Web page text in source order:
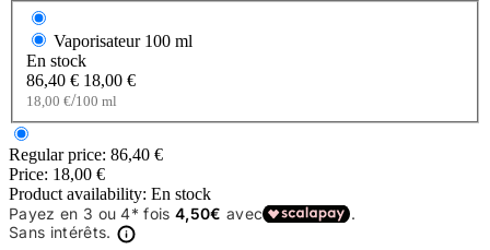
Vaporisateur 100 ml
En stock
86,40 € 18,00 €
18,00 €/100 ml
Regular price: 86,40 €
Price: 18,00 €
Product availability: En stock